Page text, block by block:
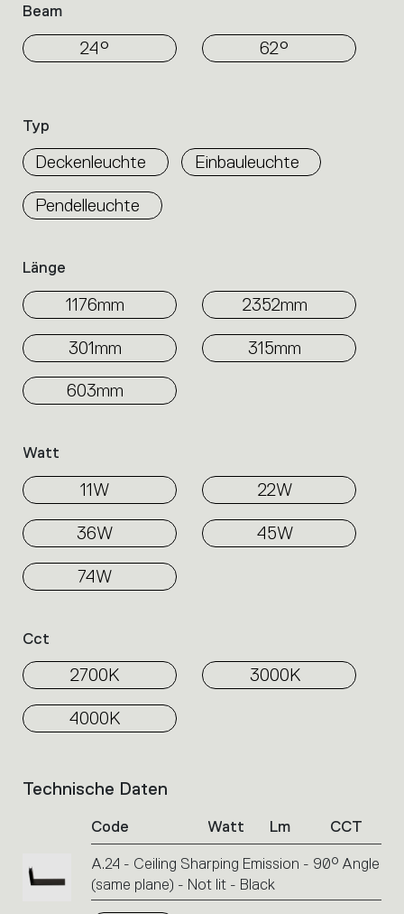
Beam
24° 62°
Typ
Deckenleuchte Einbauleuchte
Pendelleuchte
Länge
1176mm 2352mm
301mm 315mm
603mm
Watt
11W 22W
36W 45W
74W
Cct
2700K 3000K
4000K
List
Click
on
Technische Daten
Code Watt Lm CCT
A.24 - Ceiling Sharping Emission - 90° Angle
(same plane) - Not lit - Black